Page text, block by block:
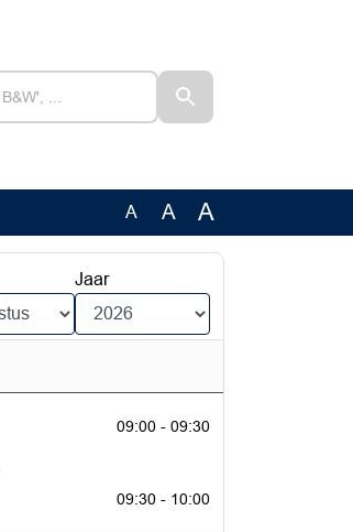
A A A
Jaar
09:00 - 09:30
09:30 - 10:00